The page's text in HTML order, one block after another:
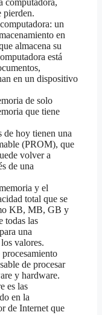
computadora,
pierden.
un
en
almacena su
está
en un dispositivo
de solo
que tiene
de hoy tienen una
(PROM), que
volver a
de una
y el
total que se
KB, MB, GB y
todas las
una
valores.
de procesar
y hardware.
es las
en la
de Internet que